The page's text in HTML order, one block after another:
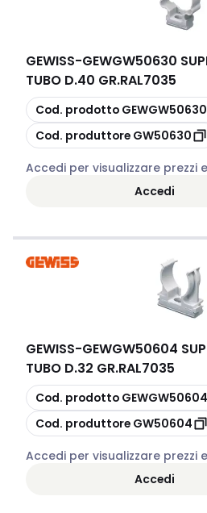
GEWISS-GEWGW50630
TUBO D.40 GR.RAL7035
copia
Cod. prodotto GEWGW50630
copia
Cod. produttore GW50630
Accedi per visualizzare prezzi
Accedi
GEWISS-GEWGW50604
TUBO D.32 GR.RAL7035
copia
Cod. prodotto GEWGW50604
copia
Cod. produttore GW50604
Accedi per visualizzare prezzi
Accedi